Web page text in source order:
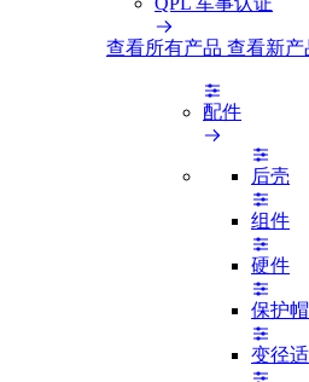
查看所有产品 查看新产
配件
后壳
组件
硬件
保护帽
变径